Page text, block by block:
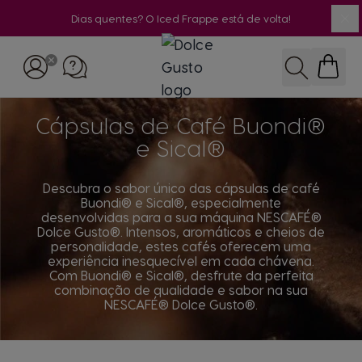
Dias quentes? O Iced Frappe está de volta!
Pesquisar
Cápsulas de Café Buondi®
e Sical®
Descubra o sabor único das cápsulas de café
Buondi® e Sical®, especialmente
desenvolvidas para a sua máquina NESCAFÉ®
Dolce Gusto®. Intensos, aromáticos e cheios de
personalidade, estes cafés oferecem uma
experiência inesquecível em cada chávena.
Com Buondi® e Sical®, desfrute da perfeita
combinação de qualidade e sabor na sua
NESCAFÉ® Dolce Gusto®.